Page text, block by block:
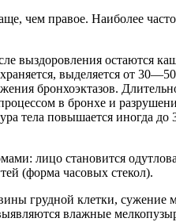
чем правое. Наиболее
выздоровления остаются
выделяется от
бронхоэктазов.
в бронхе и
тела повышается иногда
лицо становится
(форма часовых стекол).
грудной клетки,
влажные